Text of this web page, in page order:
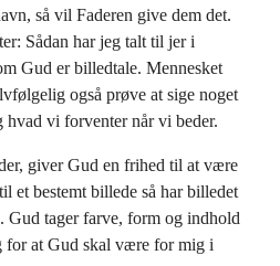
så vil Faderen give dem det.
Sådan har jeg talt til jer i
Gud er billedtale. Mennesket
også prøve at sige noget
hvad vi forventer når vi beder.
giver Gud en frihed til at være
et bestemt billede så har billedet
Gud tager farve, form og indhold
for at Gud skal være for mig i